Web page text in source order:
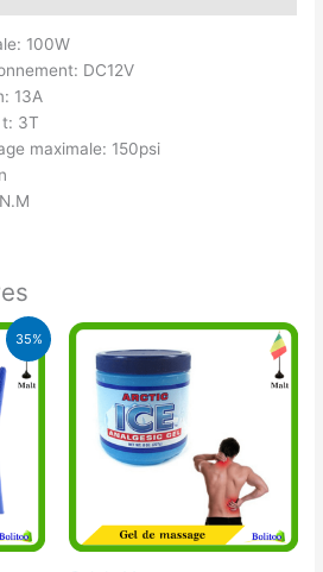
100W
DC12V
13A
t: 3T
maximale: 150psi
35%
CFA.